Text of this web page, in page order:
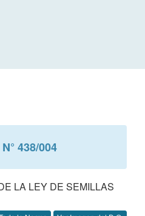
N° 438/004
LA LEY DE SEMILLAS